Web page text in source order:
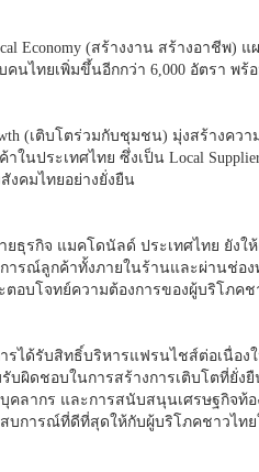
Economy (สร้างงาน สร้างอาชีพ
คนไทยเพิ่มขึ้นอีกกว่า 6,000 อัตรา พ
(เติบโตร่วมกับชุมชน) มุ่งสร้างคว
ในประเทศไทย ซึ่งเป็น Local
งคมไทยอย่างยั่งยืน
ยธุรกิจ แมคโดนัลด์ ประเทศไทย ยัง
ารณ์ลูกค้าทั้งภายในร้านและผ่านช่อง
อบโจทย์ความต้องการของผู้บริโภคช
รได้รับสิทธิ์บริหารแฟรนไชส์ต่อเนื่อง
บผิดชอบในการสร้างการเติบโตที่ยั่ง
ลากร และการสนับสนุนเศรษฐกิจท้อ
บการณ์ที่ดีที่สุดให้กับผู้บริโภคชาวไท